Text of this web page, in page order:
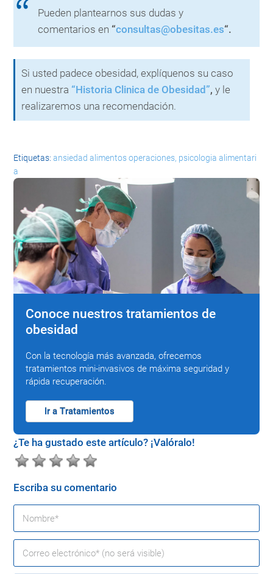
Pueden plantearnos sus dudas y
comentarios en “consultas@obesitas.es“.
Si usted padece obesidad, explíquenos su caso
en nuestra “Historia Clinica de Obesidad”, y le
realizaremos una recomendación.
Etiquetas: ansiedad alimentos operaciones psicologia alimentari
a
Conoce nuestros tratamientos de
obesidad
Con la tecnología más avanzada, ofrecemos
tratamientos mini-invasivos de máxima seguridad y
rápida recuperación.
Ir a Tratamientos
¿Te ha gustado este artículo? ¡Valóralo!
Escriba su comentario